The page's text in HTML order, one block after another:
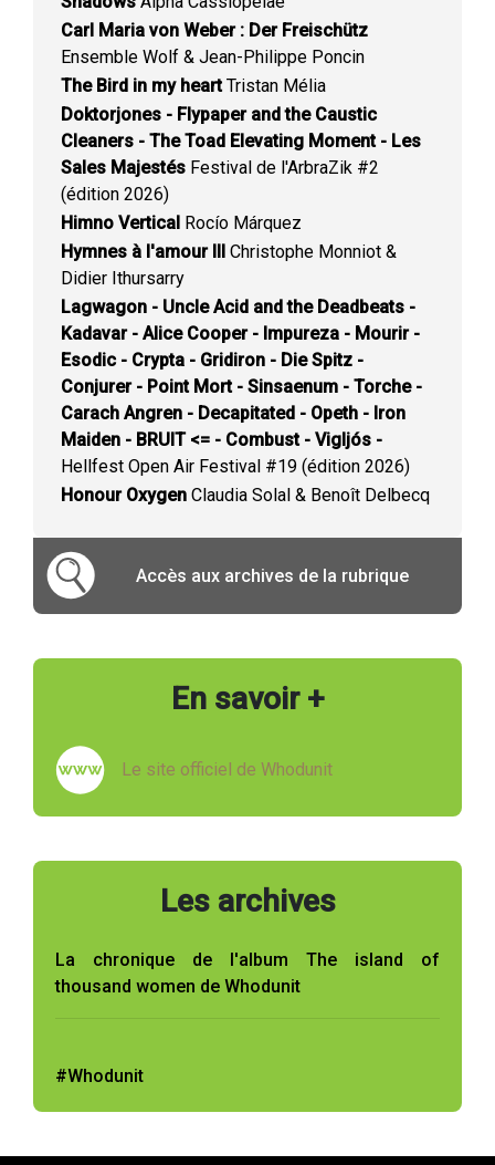
Carl Maria von Weber : Der Freischütz
Ensemble Wolf & Jean-Philippe Poncin
The Bird in my heartTristan Mélia
Doktorjones - Flypaper and the Caustic
Cleaners - The Toad Elevating Moment - Les
Sales Majestés Festival de l'ArbraZik #2
(édition 2026)
Himno Vertical Rocío Márquez
Hymnes à l'amour III Christophe Monniot &
Didier Ithursarry
Lagwagon - Uncle Acid and the Deadbeats -
Kadavar - Alice Cooper - Impureza - Mourir -
Esodic - Crypta - Gridiron - Die Spitz -
Conjurer - Point Mort - Sinsaenum - Torche -
Carach Angren - Decapitated - Opeth - Iron
Maiden - BRUIT <= - Combust - Vigljós -
Hellfest Open Air Festival #19 (édition 2026)
Honour Oxygen Claudia Solal & Benoît Delbecq
Accès aux archives de la rubrique
En savoir +
Le site officiel de Whodunit
Les archives
La chronique de l'album The island of
thousand women de Whodunit
#Whodunit